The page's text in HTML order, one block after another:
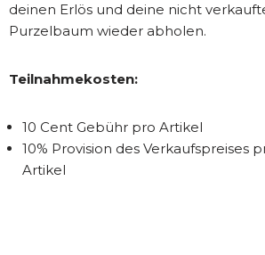
deinen Erlös und deine nicht
Purzelbaum wieder abholen.
Teilnahmekosten:
10 Cent Gebühr pro Artikel
10% Provision des Verkaufspreises
Artikel